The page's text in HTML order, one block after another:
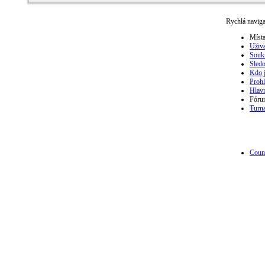
Rychlá
Kdo